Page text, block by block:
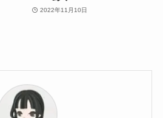
2022年11月10日